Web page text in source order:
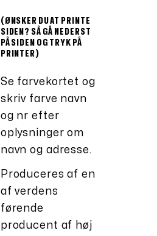
(ØNSKER DU AT PRINTE
SIDEN? SÅ GÅ NEDERST
PÅ SIDEN OG TRYK PÅ
PRINTER)
Se farvekortet og
skriv farve navn
og nr efter
oplysninger om
navn og adresse.
Produceres af en
af verdens
førende
producent af høj